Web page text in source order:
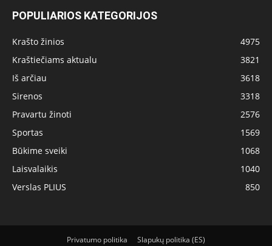
POPULIARIOS KATEGORIJOS
Krašto žinios
4975
Kraštiečiams aktualu
3821
Iš arčiau
3618
Sirenos
3318
Pravartu žinoti
2576
Sportas
1569
Būkime sveiki
1068
Laisvalaikis
1040
Verslas PLIUS
850
Privatumo politika Slapukų politika (ES)